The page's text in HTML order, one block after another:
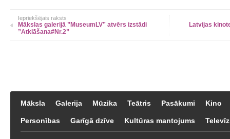
Iepriekšējais raksts
Mākslas galerijā ”MuseumLV” atvērs izstādi
”Atklāšana#Nr.2”
Latvijas
Māksla Galerija Mūzika Teātris Pasākumi Kino
Personības Garīgā dzīve Kultūras mantojums